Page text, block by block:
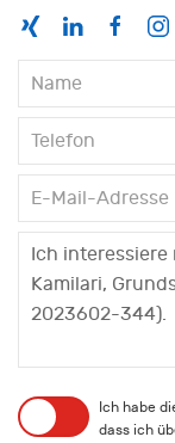
Ich habe
dass ich